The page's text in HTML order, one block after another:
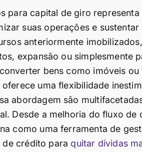
para capital de giro
suas operações e
anteriormente
expansão ou simplesmente
bens como imóveis
uma flexibilidade
abordagem são
Desde a melhoria do fluxo
como uma ferramenta de
de crédito para quitar dívidas